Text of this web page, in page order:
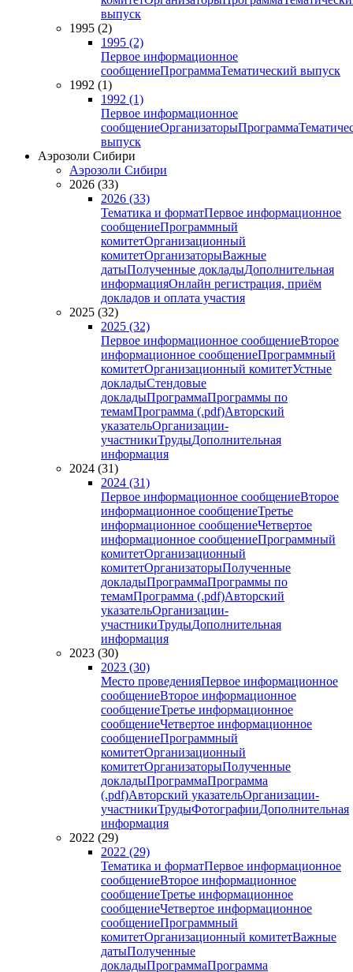
выпуск
1995 (2)
1995 (2)
Первое информационное
сообщениеПрограммаТематический выпуск
1992 (1)
1992 (1)
Первое информационное
сообщениеОрганизаторыПрограмма
выпуск
Аэрозоли Сибири
Аэрозоли Сибири
2026 (33)
2026 (33)
Тематика и форматПервое информационное
сообщениеПрограммный
комитетОрганизационный
комитетОрганизаторыВажные
датыПолученные докладыДополнительная
информацияОнлайн регистрация, приём
докладов и оплата участия
2025 (32)
2025 (32)
Первое информационное сообщениеВторое
информационное сообщениеПрограммный
комитетОрганизационный комитетУстные
докладыСтендовые
докладыПрограммаПрограммы по
темамПрограмма (.pdf)Авторский
указательОрганизации-
участникиТрудыДополнительная
информация
2024 (31)
2024 (31)
Первое информационное сообщениеВторое
информационное сообщениеТретье
информационное сообщениеЧетвертое
информационное сообщениеПрограммный
комитетОрганизационный
комитетОрганизаторыПолученные
докладыПрограммаПрограммы по
темамПрограмма (.pdf)Авторский
указательОрганизации-
участникиТрудыДополнительная
информация
2023 (30)
2023 (30)
Место проведенияПервое информационное
сообщениеВторое информационное
сообщениеТретье информационное
сообщениеЧетвертое информационное
сообщениеПрограммный
комитетОрганизационный
комитетОрганизаторыПолученные
докладыПрограммаПрограмма
(.pdf)Авторский указательОрганизации-
участникиТрудыФотографииДополнительная
информация
2022 (29)
2022 (29)
Тематика и форматПервое информационное
сообщениеВторое информационное
сообщениеТретье информационное
сообщениеЧетвертое информационное
сообщениеПрограммный
комитетОрганизационный комитетВажные
датыПолученные
докладыПрограммаПрограмма